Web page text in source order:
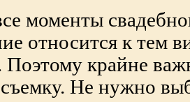
моменты
относится к тем
Поэтому крайне
Не нужно